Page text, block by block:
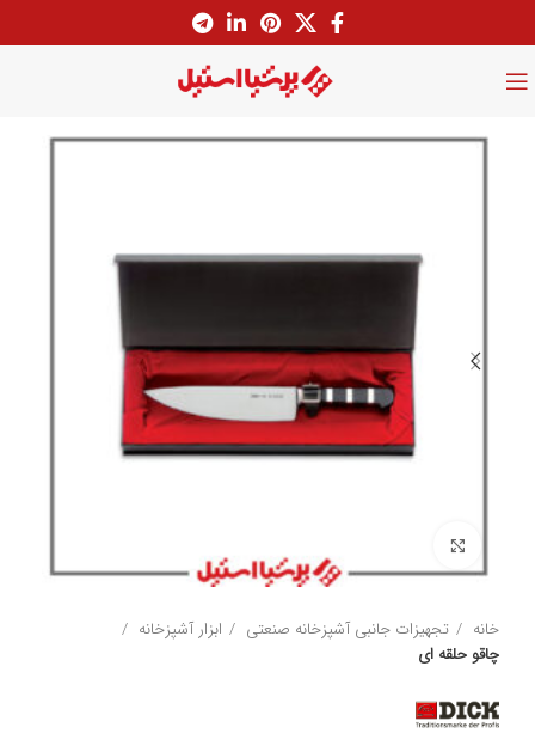
خانه تجهیزات جانبی آشپزخانه صنعتی
ابزار آشپزخانه
چاقو حلقه ای